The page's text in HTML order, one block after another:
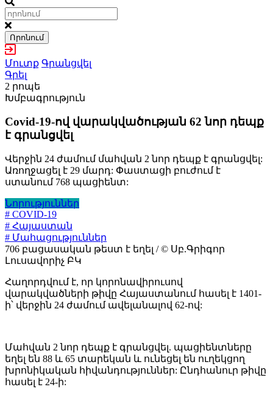
Որոնում
Մուտք Գրանցվել
Գրել
2 րոպե
Խմբագրություն
Covid-19-ով վարակվածության 62 նոր դեպք
է գրանցվել
Վերջին 24 ժամում մահվան 2 նոր դեպք է գրանցվել:
Առողջացել է 29 մարդ: Փաստացի բուժում է
ստանում 768 պացիենտ:
Նորություններ
# COVID-19
# Հայաստան
# Մահացություններ
706 բացասական թեստ է եղել / © Սբ.Գրիգոր
Լուսավորիչ ԲԿ
Հաղորդվում է, որ կորոնավիրուսով
վարակվածների թիվը Հայաստանում հասել է 1401-
ի՝ վերջին 24 ժամում ավելանալով 62-ով:
Մահվան 2 նոր դեպք է գրանցվել. պացիենտները
եղել են 88 և 65 տարեկան և ունեցել են ուղեկցող
խրոնիկական հիվանդություններ: Ընդհանուր թիվը
հասել է 24-ի: